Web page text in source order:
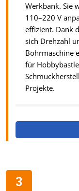
Werkbank. Sie
110–220 V
effizient. Dank
sich Drehzahl
Bohrmaschine
für
Projekte.